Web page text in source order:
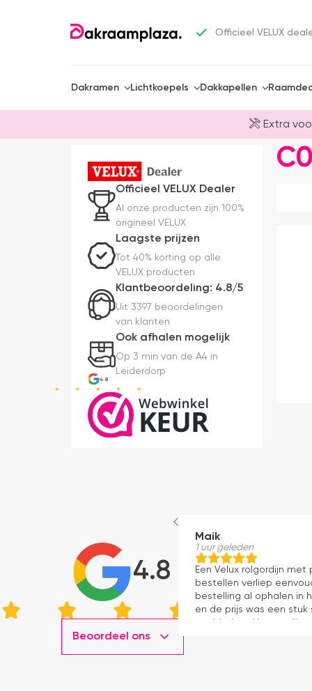
Officieel VELUX
Dakramen Lichtkoepels Dakkapellen
Extra
Officieel VELUX Dealer
Al onze producten zijn 100%
origineel VELUX
Laagste prijzen
Tot 40% korting op alle
VELUX producten
Klantbeoordeling: 4.8/5
Uit 3397 beoordelingen
van klanten
Ook afhalen mogelijk
Op 3 min van de A4 in
Leiderdorp
4.8
4.8
Beoordeel ons
Maik
1 uur geleden
Een Velux rolgordijn
bestellen verliep
bestelling al ophalen in
en de prijs was een